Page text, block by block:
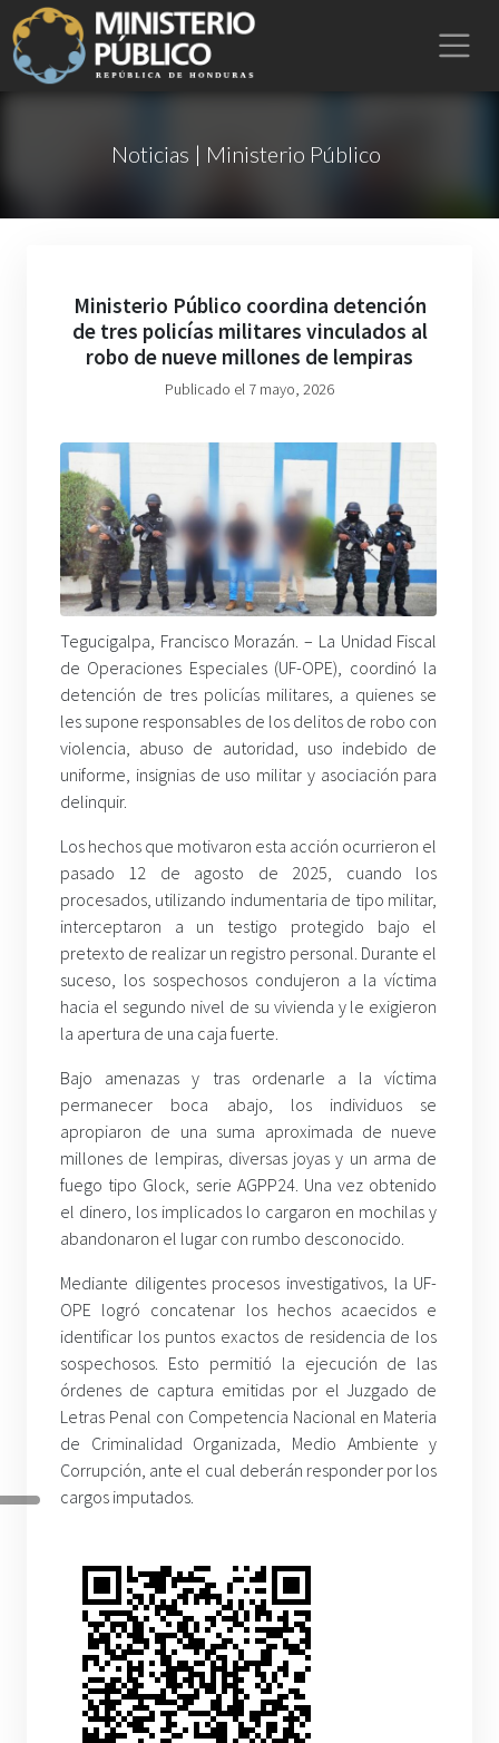
Noticias | Ministerio Público
Ministerio Público coordina detención
de tres policías militares vinculados al
robo de nueve millones de lempiras
Publicado el 7 mayo, 2026
Tegucigalpa, Francisco Morazán. – La Unidad Fiscal
de Operaciones Especiales (UF-OPE), coordinó la
detención de tres policías militares, a quienes se
les supone responsables de los delitos de robo con
violencia, abuso de autoridad, uso indebido de
uniforme, insignias de uso militar y asociación para
delinquir.
Los hechos que motivaron esta acción ocurrieron el
pasado 12 de agosto de 2025, cuando los
procesados, utilizando indumentaria de tipo militar,
interceptaron a un testigo protegido bajo el
pretexto de realizar un registro personal. Durante el
suceso, los sospechosos condujeron a la víctima
hacia el segundo nivel de su vivienda y le exigieron
la apertura de una caja fuerte.
Bajo amenazas y tras ordenarle a la víctima
permanecer boca abajo, los individuos se
apropiaron de una suma aproximada de nueve
millones de lempiras, diversas joyas y un arma de
fuego tipo Glock, serie AGPP24. Una vez obtenido
el dinero, los implicados lo cargaron en mochilas y
abandonaron el lugar con rumbo desconocido.
Mediante diligentes procesos investigativos, la UF-
OPE logró concatenar los hechos acaecidos e
identificar los puntos exactos de residencia de los
sospechosos. Esto permitió la ejecución de las
órdenes de captura emitidas por el Juzgado de
Letras Penal con Competencia Nacional en Materia
de Criminalidad Organizada, Medio Ambiente y
Corrupción, ante el cual deberán responder por los
cargos imputados.